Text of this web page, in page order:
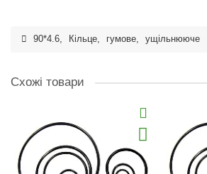
90*4.6, Кільце, гумове, ущільнююче
Схожі товари